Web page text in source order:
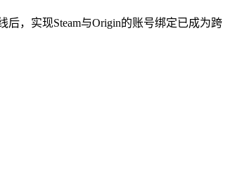
，实现Steam与Origin的账号绑定已成为跨